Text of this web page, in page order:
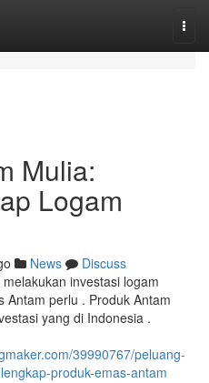
Mulia:
Logam
News
Discuss
investasi logam
Antam perlu . Produk Antam
yang di Indonesia .
39990767/peluang-
produk-emas-antam